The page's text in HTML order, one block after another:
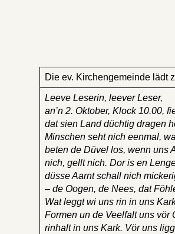
Die ev. Kirchengemeinde lädt
Leeve Leserin, leever Leser,
an’n 2. Oktober, Klock 10.00,
dat sien Land düchtig dragen
Minschen seht nich eenmal,
beten de Düvel los, wenn uns
nich, gellt nich. Dor is en
düsse Aarnt schall nich
– de Oogen, de Nees, dat
Wat leggt wi uns rin in uns
Formen un de Veelfalt uns vör
rinhalt in uns Kark. Vör uns